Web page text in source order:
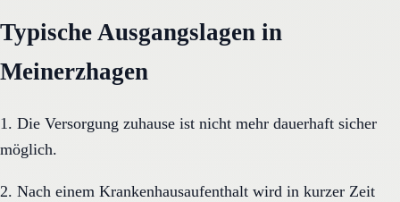
Typische Ausgangslagen in
Meinerzhagen
1. Die Versorgung zuhause ist nicht mehr dauerhaft sicher
möglich.
2. Nach einem Krankenhausaufenthalt wird in kurzer Zeit